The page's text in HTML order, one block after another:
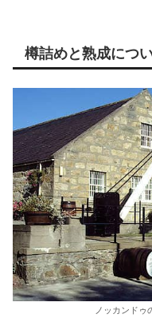
樽詰めと熟成につ
ノッカンド